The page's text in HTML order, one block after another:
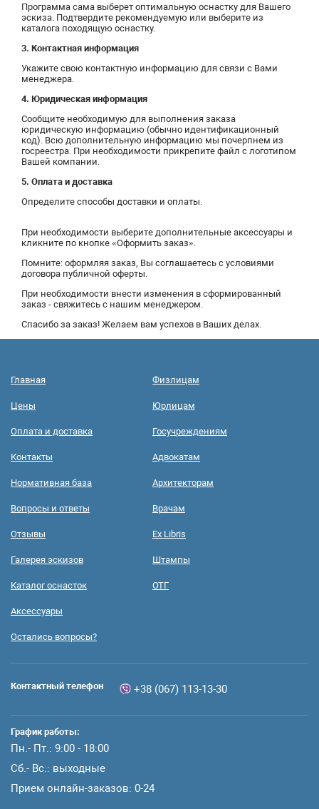
Программа сама выберет оптимальную оснастку для Вашего
эскиза. Подтвердите рекомендуемую или выберите из
каталога походящую оснастку.
3. Контактная информация
Укажите свою контактную информацию для связи с Вами
менеджера.
4. Юридическая информация
Сообщите необходимую для выполнения заказа
юридическую информацию (обычно идентификационный
код). Всю дополнительную информацию мы почерпнем из
госреестра. При необходимости прикрепите файл с логотипом
Вашей компании.
5. Оплата и доставка
Определите способы доставки и оплаты.
При необходимости выберите дополнительные аксессуары и
кликните по кнопке «Оформить заказ».
Помните: оформляя заказ, Вы соглашаетесь с условиями
договора публичной оферты.
При необходимости внести изменения в сформированный
заказ - свяжитесь с нашим менеджером.
Спасибо за заказ! Желаем вам успехов в Ваших делах.
Главная
Цены
Оплата и доставка
Контакты
Нормативная база
Вопросы и ответы
Отзывы
Галерея эскизов
Каталог оснасток
Аксессуары
Остались вопросы?
Физлицам
Юрлицам
Госучреждениям
Адвокатам
Архитекторам
Врачам
Ex Libris
Штампы
ОТГ
Контактный телефон +38 (067) 113-13-30
График работы:
Пн.- Пт.: 9:00 - 18:00
Сб.- Вс.: выходные
Прием онлайн-заказов: 0-24